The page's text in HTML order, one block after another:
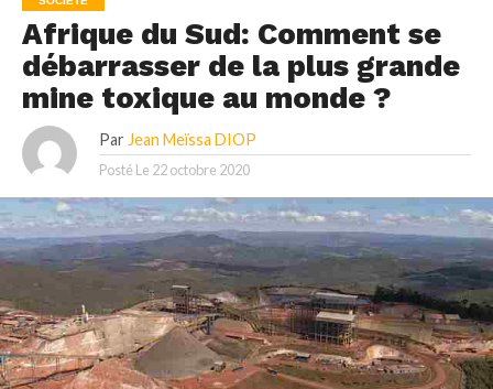
Afrique du Sud: Comment se
débarrasser de la plus grande
mine toxique au monde ?
Par Jean Meïssa DIOP
Posté Le 22 octobre 2020